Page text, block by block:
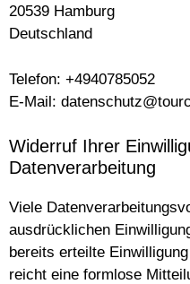
20539 Hamburg
Deutschland
Telefon: +4940785052
E-Mail:
Widerruf Ihrer
Datenverarbeitung
Viele
ausdrücklichen
bereits erteilte
reicht eine formlose